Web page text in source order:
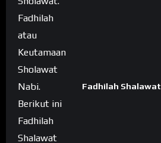
Fadhilah Shalawat